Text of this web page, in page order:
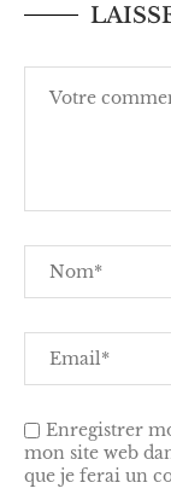
Enregistrer
mon site web
que je ferai un